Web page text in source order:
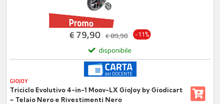
€79,90 €89,90 -11%
disponibile
GIOJOY
Triciclo Evolutivo 4-in-1 Moov-LX GioJoy by Giodicart
– Telaio Nero e Rivestimenti Nero